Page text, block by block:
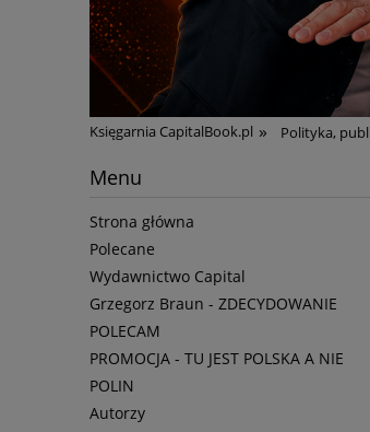
Księgarnia CapitalBook.pl » Polityka,
Menu
Strona główna
Polecane
Wydawnictwo Capital
Grzegorz Braun - ZDECYDOWANIE
POLECAM
PROMOCJA - TU JEST POLSKA A NIE
POLIN
Autorzy